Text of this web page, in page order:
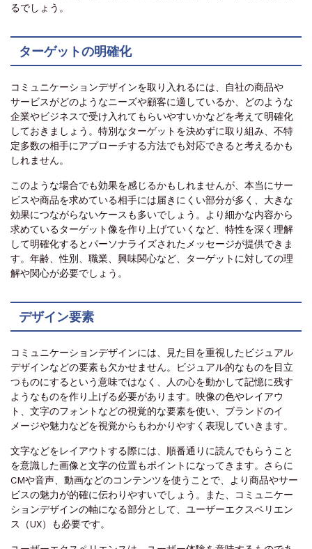
るでしょう。
ターゲットの明確化
コミュニケーションデザインを取り入れるには、自社の商品や
サービスがどのようなニーズや顧客に適しているか、どのような
企業やビジネスで受け入れてもらいやすいかなどを考えて明確化
しておきましょう。特別なターゲットを決めずに取り組み、不特
定多数の相手にアプローチする方法でも対応できると考えるかも
しれません。
このような場合でも効果を感じるかもしれませんが、本当にサー
ビスや商品を求めている相手には届きにくい部分が多く、大きな
効果につながらないケースも多いでしょう。より細かな内容から
求めているターゲット像を作り上げていくなど、特性を深く理解
して明確化するとパーソナライズされたメッセージが提供できま
す。年齢、性別、職業、興味関心など、ターゲットに対しての理
解や関心が必要でしょう。
デザイン要素
コミュニケーションデザインには、見た目を重視したビジュアル
デザインなどの要素も欠かせません。ビジュアル的なものを目立
つものにするという意味ではなく、人の心を動かして記憶に残す
ようなものを作り上げる必要があります。映像の色やレイアウ
ト、文字のフォントなどの視覚的な要素を使い、ブランドのイ
メージや魅力などを視覚からもわかりやすく表現していきます。
文字などをレイアウトする際には、順番通りに読んでもらうこと
を意識した画像と文字の位置もポイントになってきます。さらに
CMや音声、動画などのコンテンツを使うことで、より商品やサー
ビスの魅力が的確に伝わりやすいでしょう。また、コミュニケー
ションデザインの軸になる部分として、ユーザーエクスペリエン
ス（UX）も必要です。